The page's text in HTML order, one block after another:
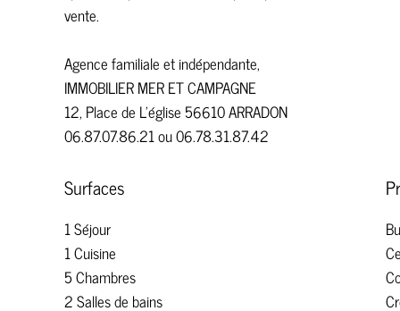
vente.
Agence familiale et indépendante,
IMMOBILIER MER ET CAMPAGNE
12, Place de L'église 56610 ARRADON
06.87.07.86.21 ou 06.78.31.87.42
Surfaces
1 Séjour
1 Cuisine
5 Chambres
2 Salles de bains